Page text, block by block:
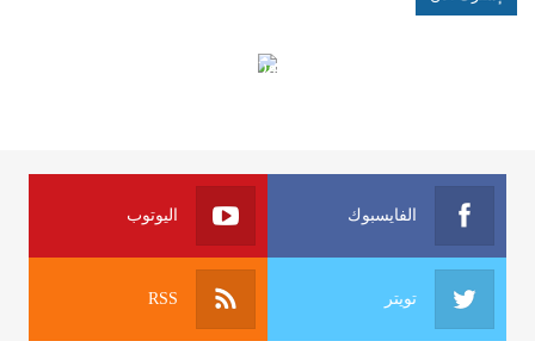
الهياكل الخاضعة لقانون النفاذ إلى المعلومة
الفايسبوك اليوتوب
تويتر RSS